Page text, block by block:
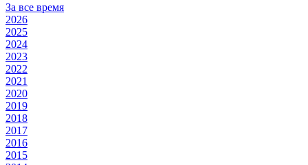
За все время
2026
2025
2024
2023
2022
2021
2020
2019
2018
2017
2016
2015